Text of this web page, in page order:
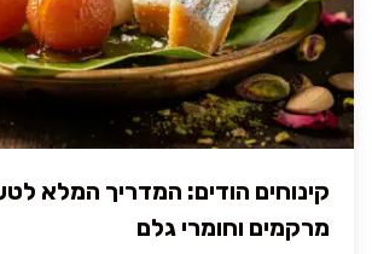
קינוחים הודים: המדריך המלא
מרקמים וחומרי גלם